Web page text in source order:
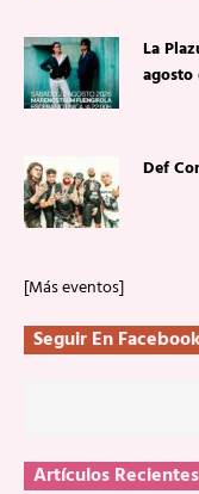
La
agosto
Def
[Más eventos]
Seguir En
Artículos Recientes